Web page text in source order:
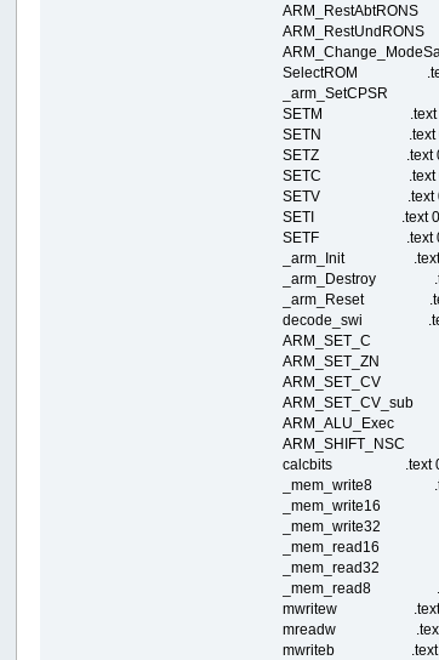
ARM_RestAbtRONS
SelectROM .text
_arm_SetCPSR
SETM .text
SETN .text
SETZ .text
SETC .text
SETV .text
SETI .text
SETF .text
_arm_Init .text
_arm_Destroy .text
_arm_Reset .text
decode_swi .text
ARM_SET_C .text
ARM_SET_ZN .text
ARM_SET_CV .text
ARM_SET_CV_sub
ARM_ALU_Exec
ARM_SHIFT_NSC
calcbits .text
_mem_write8 .text
_mem_write16 .text
_mem_write32 .text
_mem_read16 .text
_mem_read32 .text
_mem_read8 .text
mwritew .text
mreadw .text
mwriteb .text